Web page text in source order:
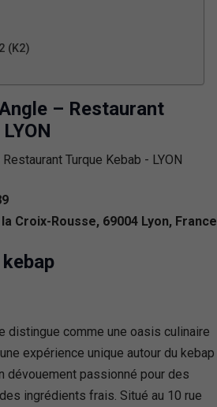
(K2)
– Restaurant
Croix-Rousse, 69004 Lyon, France
distingue comme une oasis culinaire
expérience unique autour du kebap
dévouement passionné pour des
ingrédients frais. Situé au 10 rue